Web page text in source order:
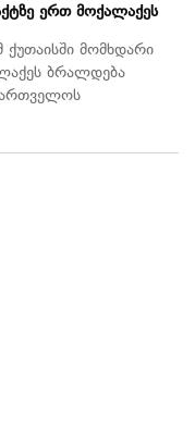
ერთ მოქალაქეს
მომხდარი
ბრალდება